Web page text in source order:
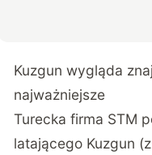
Kuzgun wygląda
najważniejsze
Turecka firma STM
latającego Kuzgun